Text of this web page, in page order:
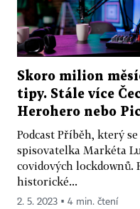
Skoro milion
tipy. Stále více
Herohero nebo
Podcast Příběh, který
spisovatelka Markéta
covidových lockdownů.
historické...
2. 5. 2023 ▪ 4 min. čtení